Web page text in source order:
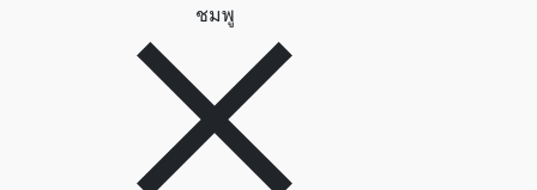
ชมพูลบตัวกรอง ชมพู